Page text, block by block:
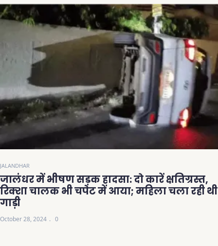
JALANDHAR
जालंधर में भीषण सड़क हादसा: दो कारें क्षतिग्रस्त,
रिक्शा चालक भी चपेट में आया; महिला चला रही थी
गाड़ी
October 28, 2024 0